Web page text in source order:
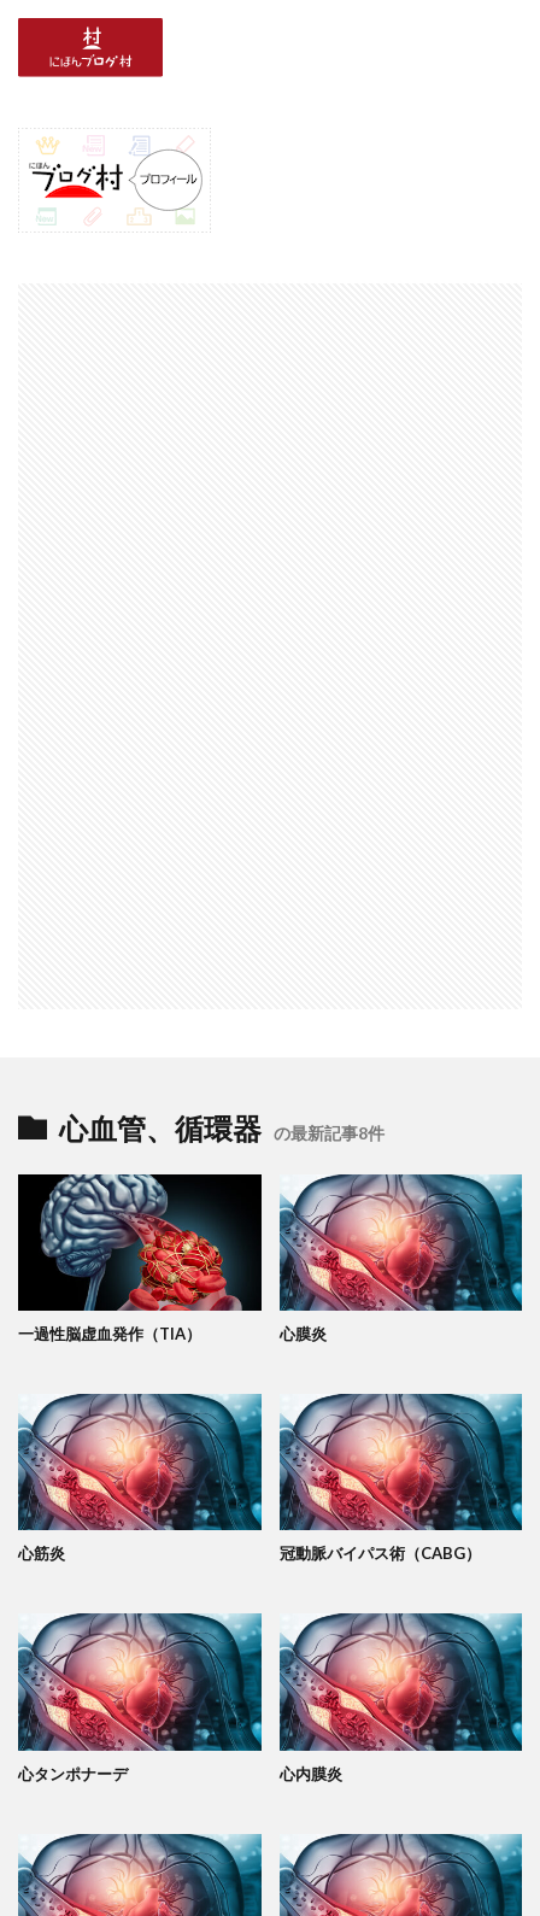
心血管、循環器 の最新記事8件
一過性脳虚血発作（TIA） 心膜炎
心筋炎 冠動脈バイパス術（CABG）
心タンポナーデ 心内膜炎